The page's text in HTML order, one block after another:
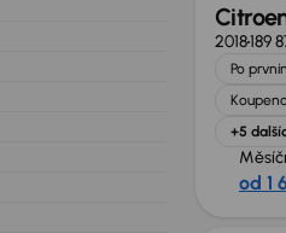
2018189
Po
+5
od 1
Nově